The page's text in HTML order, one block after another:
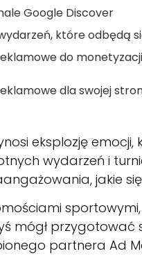
Google Discover
które odbędą
do
dla swojej
eksplozję
wydarzeń i
jakie
mógł przygotować
partnera Ad